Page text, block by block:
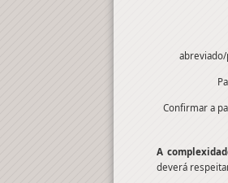
Confirmar a
A
deverá